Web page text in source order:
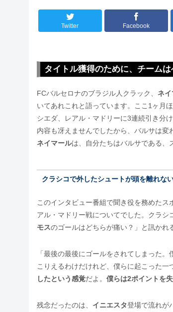
Twitter Facebook
タイトル獲得のために、チーム
FCバルセロナのブラジル人クラック、 ネイ
いてあれこれと語っています。ここ1ヶ月
シエダ、レアル・マドリーに3連続引き分
内容も冴えませんでしたから、バルサは変
ネイマールは、自分たちはバルサである、
クラシコで外したシュートが頭を離れな
このインタビュー番組で聞き役を務めたス
アル・マドリー戦についてでした。クラ
モスのゴールはどちらが痛い？」と訊かれ
「最後の最後にゴールをされてしまった
こりえるわけだけれど、僕らに起こった一
したという感覚だよ。 僕らは2ポイントを
残念だったのは、 イニエスタ登場で流れが